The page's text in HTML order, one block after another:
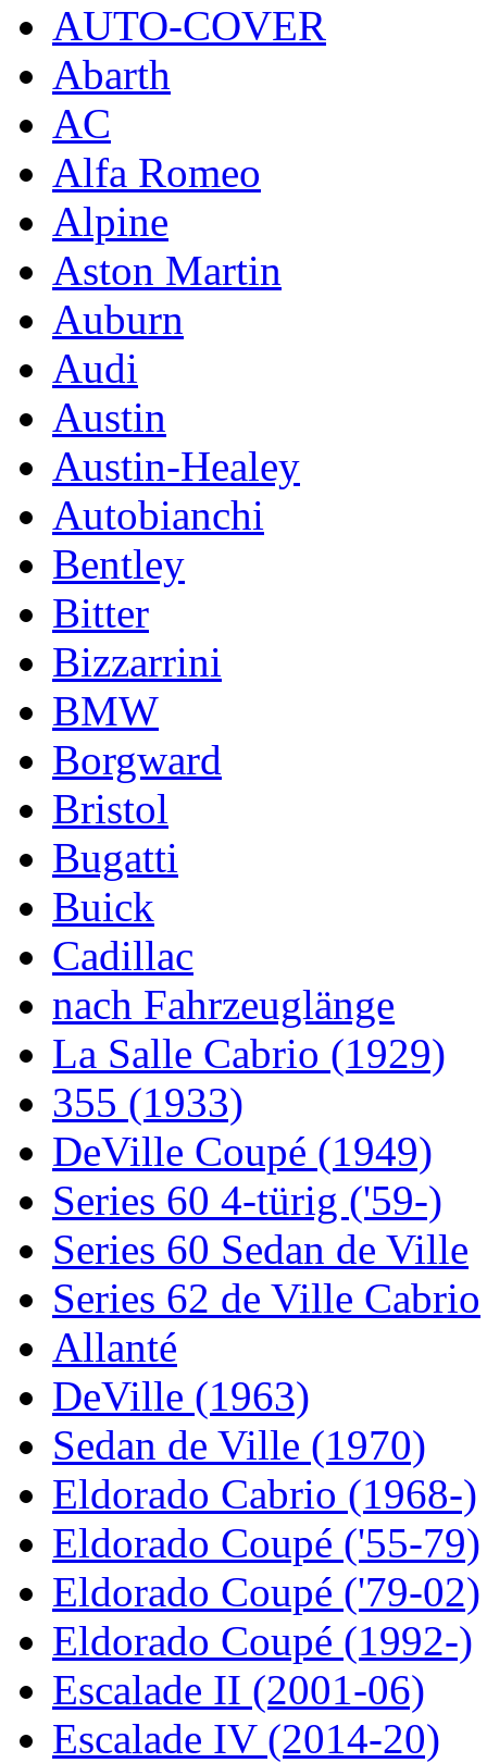
AUTO-COVER
Abarth
AC
Alfa Romeo
Alpine
Aston Martin
Auburn
Audi
Austin
Austin-Healey
Autobianchi
Bentley
Bitter
Bizzarrini
BMW
Borgward
Bristol
Bugatti
Buick
Cadillac
nach Fahrzeuglänge
La Salle Cabrio (1929)
355 (1933)
DeVille Coupé (1949)
Series 60 4-türig ('59-)
Series 60 Sedan de Ville
Series 62 de Ville Cabrio
Allanté
DeVille (1963)
Sedan de Ville (1970)
Eldorado Cabrio (1968-)
Eldorado Coupé ('55-79)
Eldorado Coupé ('79-02)
Eldorado Coupé (1992-)
Escalade II (2001-06)
Escalade IV (2014-20)